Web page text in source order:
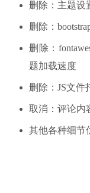
删除：主题设
删除：
删除：
题加载速度
删除：JS文件
取消：评论内
其他各种细节